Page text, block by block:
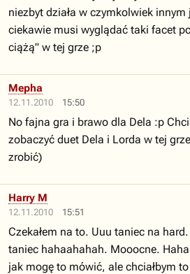
niezbyt działa w czymkolwiek
ciekawie musi wyglądać taki facet
ciążą" w tej grze ;p
12.11.2010 15:50
Mepha
No fajna gra i brawo dla Dela :p
zobaczyć duet Dela i Lorda w tej
zrobić)
12.11.2010 15:51
Harry M
Czekałem na to. Uuu taniec na
taniec hahaahahah. Mooocne.
jak mogę to mówić, ale chciałbym